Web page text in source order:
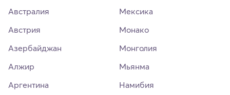
Австралия
Австрия
Азербайджан
Алжир
Аргентина
Мексика
Монако
Монголия
Мьянма
Намибия